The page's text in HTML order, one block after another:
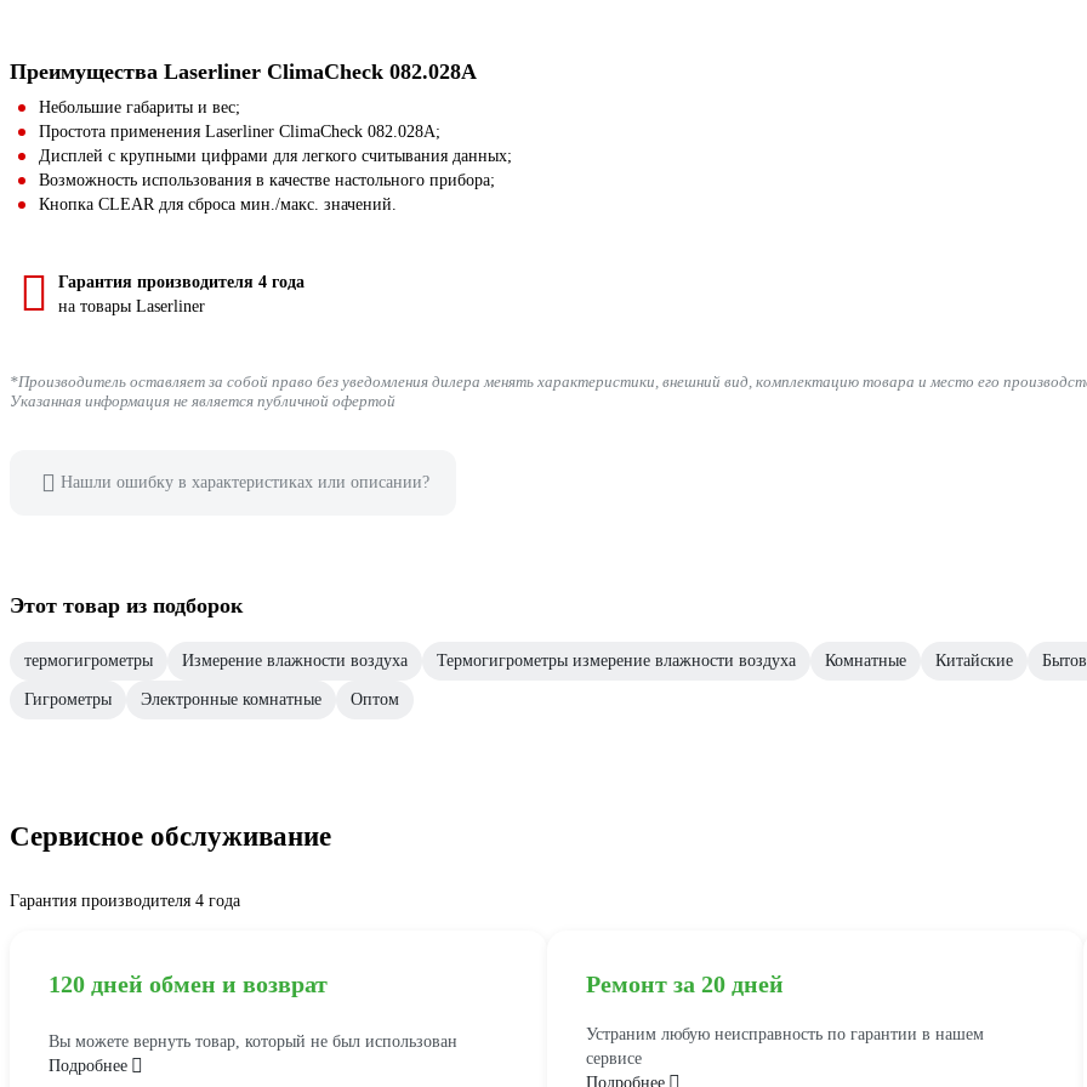
Преимущества Laserliner ClimaCheck 082.028A
Небольшие габариты и вес;
Простота применения Laserliner ClimaCheck 082.028A;
Дисплей с крупными цифрами для легкого считывания данных;
Возможность использования в качестве настольного прибора;
Кнопка CLEAR для сброса мин./макс. значений.
Гарантия производителя 4 года
на товары Laserliner
*Производитель оставляет за собой право без уведомления дилера менять характеристики, внешний вид, комплектацию товара и место его
Указанная информация не является публичной офертой
Нашли ошибку в характеристиках или описании?
Этот товар из подборок
термогигрометры Измерение влажности воздуха Термогигрометры измерение влажности воздуха Комнатные Китайские
Гигрометры Электронные комнатные Оптом
Сервисное обслуживание
Гарантия производителя 4 года
120 дней обмен и возврат
Вы можете вернуть товар, который не был использован
Подробнее
Ремонт за 20 дней
Устраним любую неисправность по гарантии в нашем
сервисе
Подробнее